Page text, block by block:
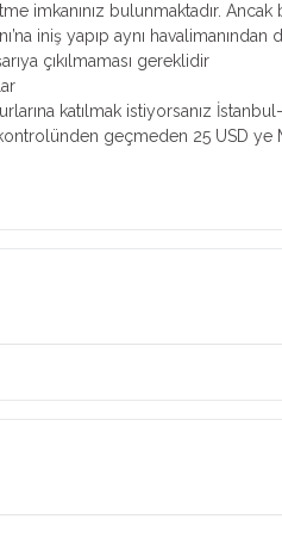
imkanınız bulunmaktadır.
iniş yapıp aynı
çıkılmaması gereklidir
katılmak istiyorsanız
geçmeden 25 USD ye